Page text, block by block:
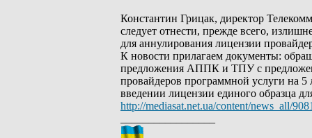
Константин Грицак, директор
следует отнести, прежде всего,
для аннулирования лицензии
К новости прилагаем документы:
предложения АППК и ТПУ с
провайдеров программной услуги на
введении лицензии единого образца
http://mediasat.net.ua/content/news_all/